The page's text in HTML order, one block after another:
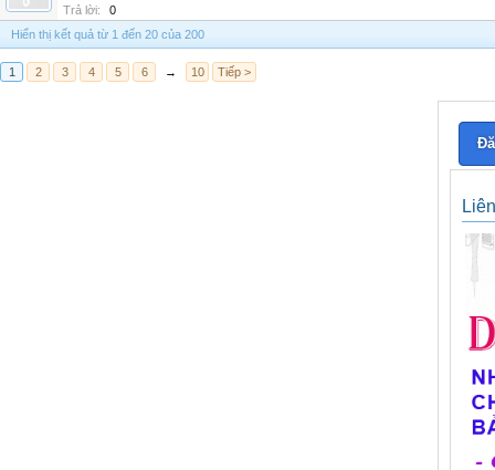
Trả lời:
0
Hiển thị kết quả từ 1 đến 20 của 200
1 2 3 4 5 6 → 10 Tiếp >